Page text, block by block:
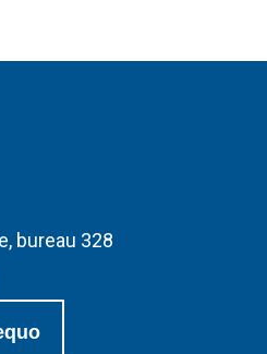
bureau 328